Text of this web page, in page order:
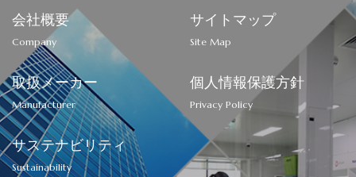
会社概要
Company
取扱メーカー
Manufacturer
サステナビリティ
Sustainability
サイトマップ
Site Map
個人情報保護方針
Privacy Policy